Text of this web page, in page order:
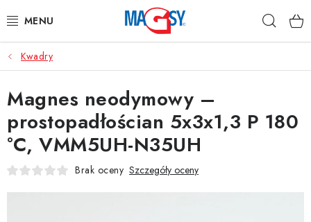
do
GŁÓWNE KATEGORIE
MAGNETYCZNE POMOCE
MAGNESY PRZEMYSŁOWE
INNE MAGNESY
Kwadry
Magnes neodymowy –
prostopadłościan 5x3x1,3 P 180
°C, VMM5UH-N35UH
Brak oceny Szczegóły oceny